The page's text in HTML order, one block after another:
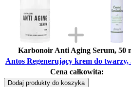
Karbonoir Anti Aging Serum, 50
Antos Regenerujący krem do twarzy,
Cena całkowita:
Dodaj produkty do koszyka